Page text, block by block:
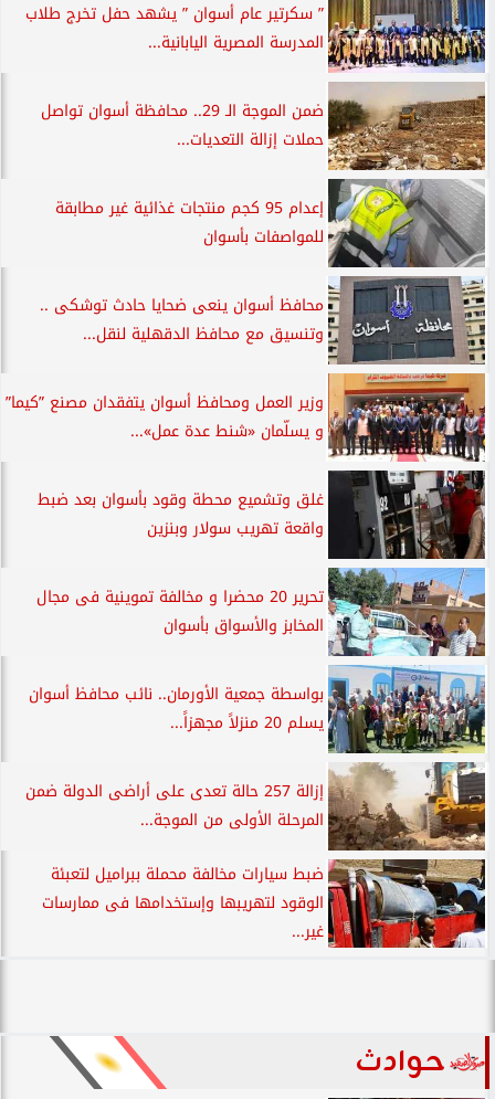
” سكرتير عام أسوان ” يشهد حفل تخرج طلاب
المدرسة المصرية اليابانية...
ضمن الموجة الـ 29.. محافظة أسوان تواصل
حملات إزالة التعديات...
إعدام 95 كجم منتجات غذائية غير مطابقة
للمواصفات بأسوان
محافظ أسوان ينعى ضحايا حادث توشكى ..
وتنسيق مع محافظ الدقهلية لنقل...
وزير العمل ومحافظ أسوان يتفقدان مصنع ”كيما”
و يسلّمان «شنط عدة عمل»...
غلق وتشميع محطة وقود بأسوان بعد ضبط
واقعة تهريب سولار وبنزين
تحرير 20 محضرا و مخالفة تموينية فى مجال
المخابز والأسواق بأسوان
بواسطة جمعية الأورمان.. نائب محافظ أسوان
يسلم 20 منزلاً مجهزاً...
إزالة 257 حالة تعدى على أراضى الدولة ضمن
المرحلة الأولى من الموجة...
ضبط سيارات مخالفة محملة ببراميل لتعبئة
الوقود لتهريبها وإستخدامها فى ممارسات
غير...
حوادث